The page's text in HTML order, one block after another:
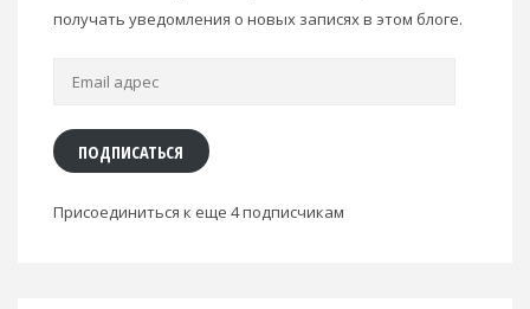
получать уведомления о новых записях в этом блоге.
Email
ПОДПИСАТЬСЯ
Присоединиться к еще 4 подписчикам